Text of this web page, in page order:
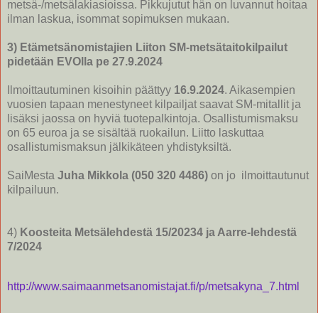
metsä-/metsälakiasioissa. Pikkujutut hän on luvannut hoitaa
ilman laskua, isommat sopimuksen mukaan.
3) Etämetsänomistajien Liiton SM-metsätaitokilpailut
pidetään EVOlla pe 27.9.2024
Ilmoittautuminen kisoihin päättyy 16.9.2024. Aikasempien
vuosien tapaan menestyneet kilpailjat saavat SM-mitallit ja
lisäksi jaossa on hyviä tuotepalkintoja. Osallistumismaksu
on 65 euroa ja se sisältää ruokailun. Liitto laskuttaa
osallistumismaksun jälkikäteen yhdistyksiltä.
SaiMesta Juha Mikkola (050 320 4486) on jo ilmoittautunut
kilpailuun.
4) Koosteita Metsälehdestä 15/20234 ja Aarre-lehdestä
7/2024
http://www.saimaanmetsanomistajat.fi/p/metsakyna_7.html